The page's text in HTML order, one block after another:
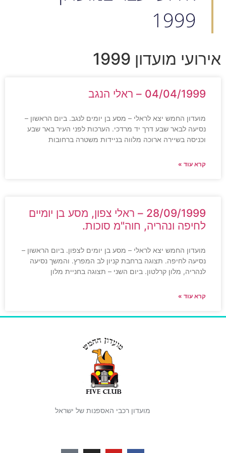
1999
אירועי מועדון 1999
04/04/1999 – ראלי הנגב
מועדון החמש יצא לראלי – מסע בן יומים לנגב. ביום הראשון –
נסיעה לבאר שבע דרך יד מרדכי. הערכות לפני העיר באר שבע
וכניסה בשיירה ארוכה מלווה בניידות משטרה ברחובות
קרא עוד »
28/09/1999 – ראלי צפון, מסע בן יומיים
לחיפה ונהריה, חוה"מ סוכות.
מועדון החמש יצא לראלי – מסע בן יומים לצפון. ביום הראשון –
נסיעה לחיפה. תצוגה ברחבת קניון לב המפרץ. והמשך נסיעה
לנהריה, מלון קרלטון. ביום השני – תצוגה בחניית מלון
קרא עוד »
מועדון רכבי האספנות של ישראל